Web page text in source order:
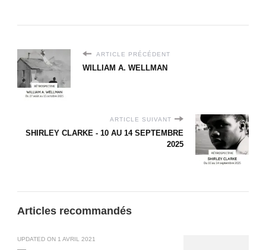
ARTICLE PRÉCÉDENT
WILLIAM A. WELLMAN
ARTICLE SUIVANT
SHIRLEY CLARKE - 10 AU 14 SEPTEMBRE
2025
Articles recommandés
UPDATED ON 1 AVRIL 2021